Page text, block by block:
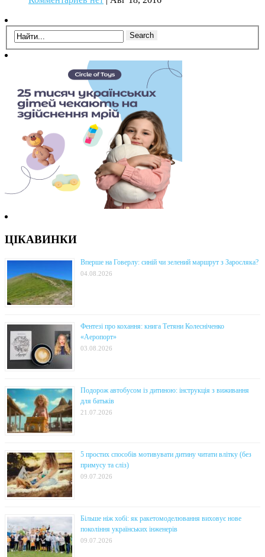
ЦІКАВИНКИ
Вперше на Говерлу: синій чи зелений маршрут з Заросляка?
04.08.2026
Фентезі про кохання: книга Тетяни Колесніченко
«Аеропорт»
03.08.2026
Подорож автобусом із дитиною: інструкція з виживання
для батьків
21.07.2026
5 простих способів мотивувати дитину читати влітку (без
примусу та сліз)
09.07.2026
Більше ніж хобі: як ракетомоделювання виховує нове
покоління українських інженерів
09.07.2026